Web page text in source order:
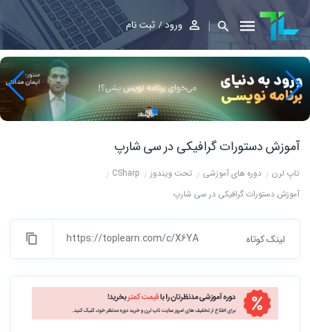
ورود ثبت نام
آموزش دستورات گرافیکی در سی شارپ
تاپ لرن دوره های آموزشی تحت ویندوز
CSharp
آموزش دستورات گرافیکی در سی شارپ
لینک کوتاه https://toplearn.com/c/X6YA